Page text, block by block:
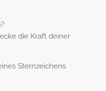
die Kraft deiner
Sternzeichens